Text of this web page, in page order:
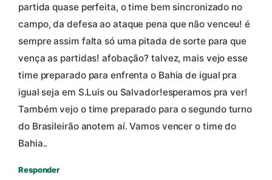
partida quase perfeita, o time bem sincronizado no
campo, da defesa ao ataque pena que não venceu! é
sempre assim falta só uma pitada de sorte para que
vença as partidas! afobação? talvez, mais vejo esse
time preparado para enfrenta o Bahia de igual pra
igual seja em S.Luis ou Salvador!esperamos pra ver!
Também vejo o time preparado para o segundo turno
do Brasileirão anotem aí. Vamos vencer o time do
Bahia..
Responder